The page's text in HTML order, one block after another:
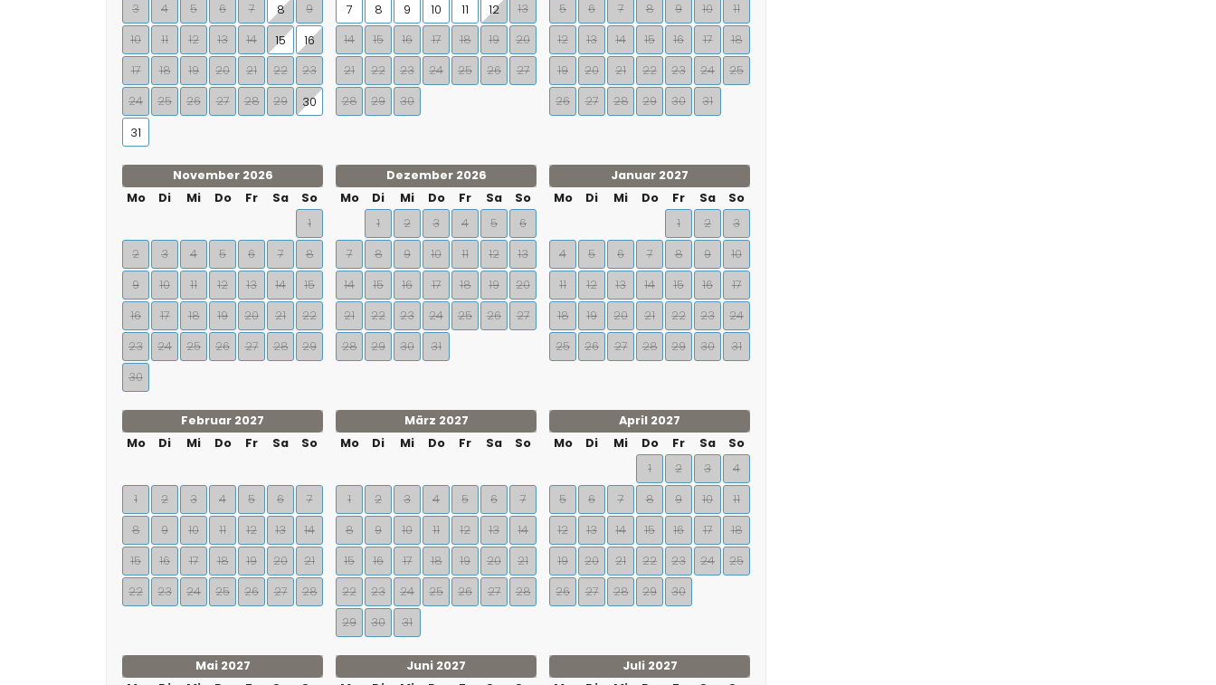
3
4 5 6 7 8
9
10
11 12 13 14 15
16
17
18 19 20 21 22
23
24
25 26 27 28 29
30
31
7
8 9 10 11 12
13
14
15 16 17 18 19
20
21
22 23 24 25 26
27
28
29 30
5
6 7 8 9 10
11
12
13 14 15 16 17
18
19
20 21 22 23 24
25
26
27 28 29 30 31
November 2026
Mo
Di Mi Do Fr Sa
So
1
2
3 4 5 6 7
8
9
10 11 12 13 14
15
16
17 18 19 20 21
22
23
24 25 26 27 28
29
30
Dezember 2026
Mo
Di Mi Do Fr Sa
So
1
2 3 4 5
6
7
8 9 10 11 12
13
14
15 16 17 18 19
20
21
22 23 24 25 26
27
28
29 30 31
Januar 2027
Mo
Di Mi Do Fr Sa
So
1
2
3
4
5 6 7 8 9
10
11
12 13 14 15 16
17
18
19 20 21 22 23
24
25
26 27 28 29 30 31
Februar 2027
Mo
Di Mi Do Fr Sa So
1 2 3 4 5 6
7
8
9 10 11 12 13
14
15
16 17 18 19 20
21
22
23 24 25 26 27 28
März 2027
Mo
Di Mi Do Fr Sa So
1 2 3 4 5 6
7
8
9 10 11 12 13
14
15
16 17 18 19 20
21
22
23 24 25 26 27
28
29
30 31
April 2027
Mo
Di Mi Do Fr Sa
So
1
2 3
4
5
6 7 8 9 10
11
12
13 14 15 16 17
18
19
20 21 22 23 24
25
26
27 28 29 30
Mai 2027
Juni 2027
Juli 2027